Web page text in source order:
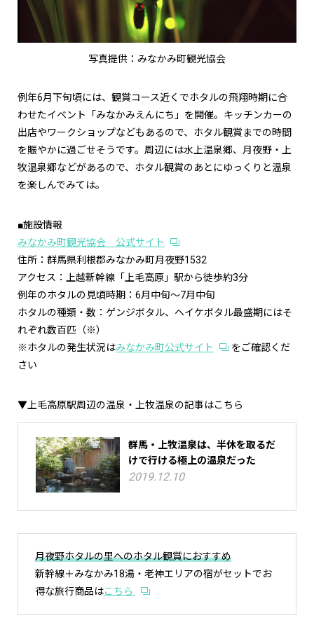
写真提供：みなかみ町観光協会
例年6月下旬頃には、観賞コース近くでホタルの飛翔時期に合
わせたイベント「みなかみえんにち」を開催。キッチンカーの
出店やワークショップなどもあるので、ホタル観賞までの時間
を賑やかに過ごせそうです。周辺には水上温泉郷、月夜野・上
牧温泉郷などがあるので、ホタル観賞のあとにゆっくりと温泉
を楽しんでみては。
■施設情報
みなかみ町観光協会 公式サイト
住所：群馬県利根郡みなかみ町月夜野1532
アクセス：上越新幹線「上毛高原」駅から徒歩約3分
例年のホタルの見頃時期：6月中旬～7月中旬
ホタルの種類・数：ゲンジボタル、ヘイケボタル最盛期にはそ
れぞれ数百匹（※）
※ホタルの発生状況はみなかみ町公式サイト
をご確認くだ
さい
▼上毛高原駅周辺の温泉・上牧温泉の記事はこちら
群馬・上牧温泉は、半休を取るだ
けで行ける極上の温泉だった
2019.12.10
月夜野ホタルの里へのホタル観賞におすすめ
新幹線＋みなかみ18湯・老神エリアの宿がセットでお
得な旅行商品はこちら